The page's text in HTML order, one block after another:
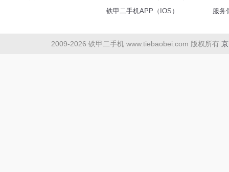
铁甲二手机APP（IOS）
服务
2009-2026 铁甲二手机 www.tiebaobei.com 版权所有